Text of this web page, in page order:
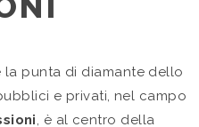
la punta di diamante dello
e privati, nel campo
, è al centro della